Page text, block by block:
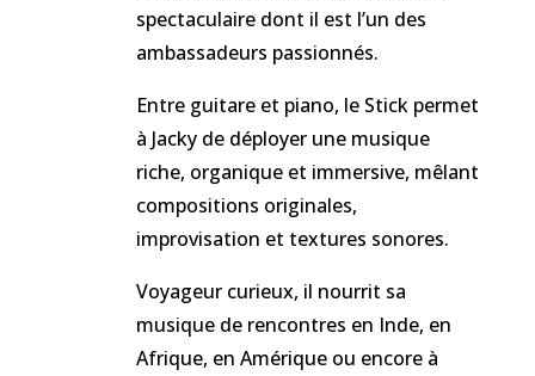
spectaculaire dont il est l’un des
ambassadeurs passionnés.
Entre guitare et piano, le Stick permet
à Jacky de déployer une musique
riche, organique et immersive, mêlant
compositions originales,
improvisation et textures sonores.
Voyageur curieux, il nourrit sa
musique de rencontres en Inde, en
Afrique, en Amérique ou encore à